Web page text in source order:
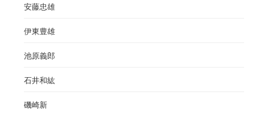
安藤忠雄
伊東豊雄
池原義郎
石井和紘
磯崎新